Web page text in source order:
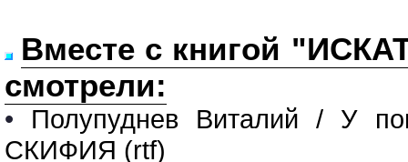
Вместе с книгой
смотрели:
• Полупуднев Виталий / У
СКИФИЯ (rtf)